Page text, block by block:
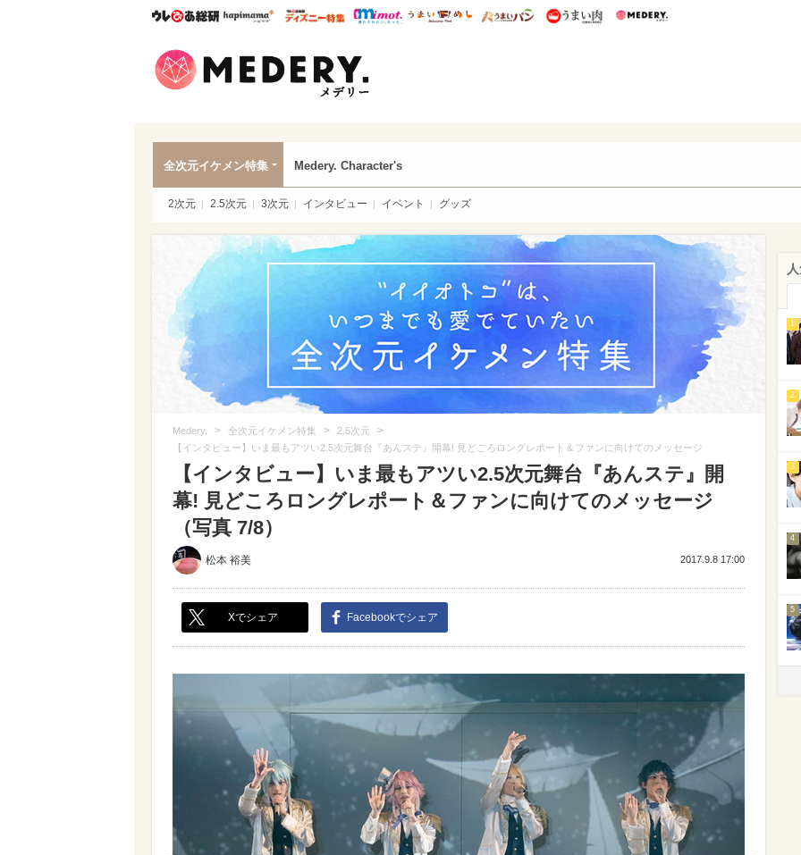
ウレぴあ総研ハピママ* ウレぴあ総研 ディズニー特集
mimot. うまいめし うまいパン うまい肉
全次元イケメン特集 Medery. Character's
2次元 2.5次元 3次元 インタビュー イベント グッズ
Medery. > 全次元イケメン特集 > 2.5次元 >
【インタビュー】いま最もアツい2.5次元舞台『あんステ』開幕! 見どころロングレポート＆ファンに向けてのメッセージ
【インタビュー】いま最もアツい2.5次元舞台『あんステ』開
幕! 見どころロングレポート＆ファンに向けてのメッセージ
（写真 7/8）
松本 裕美 2017.9.8 17:00
Xでシェア Facebookでシェア
1
2
3
4
5